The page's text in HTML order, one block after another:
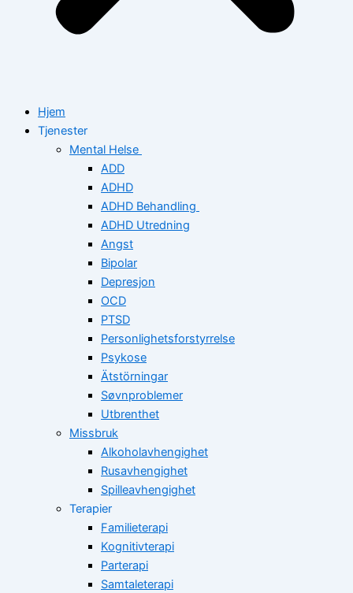
Hjem
Tjenester
Mental Helse
ADD
ADHD
ADHD Behandling
ADHD Utredning
Angst
Bipolar
Depresjon
OCD
PTSD
Personlighetsforstyrrelse
Psykose
Ätstörningar
Søvnproblemer
Utbrenthet
Missbruk
Alkoholavhengighet
Rusavhengighet
Spilleavhengighet
Terapier
Familieterapi
Kognitivterapi
Parterapi
Samtaleterapi